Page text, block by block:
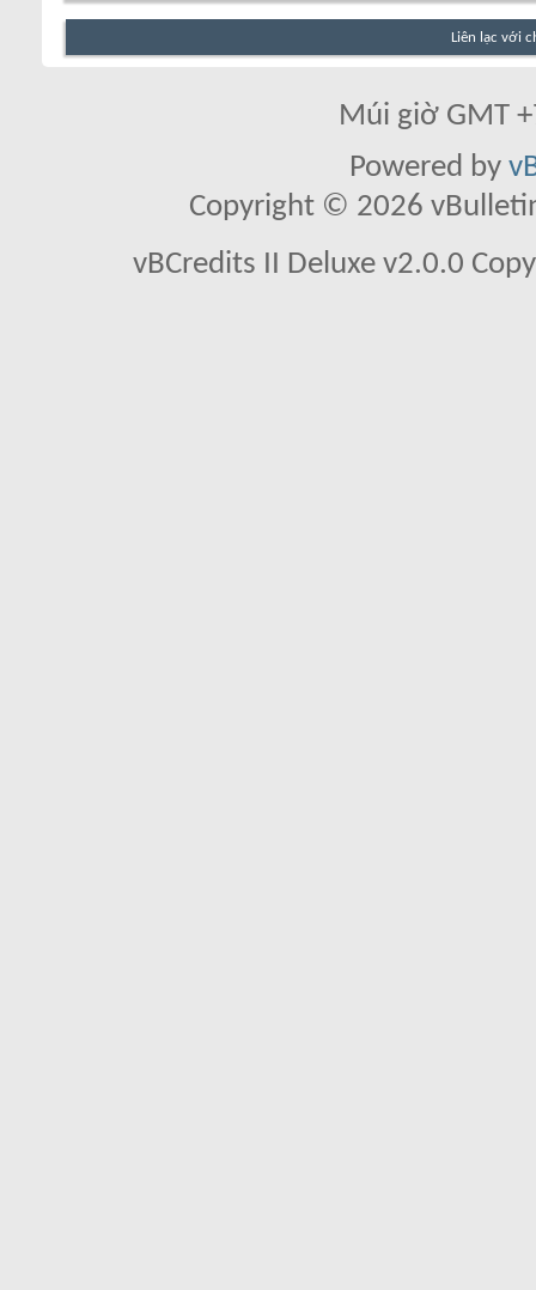
Liên lạc với
Múi giờ GMT
Powered by
Copyright © 2026
vBCredits II Deluxe v2.0.0